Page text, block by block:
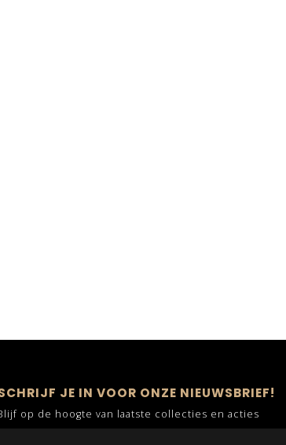
JE IN VOOR ONZE NIEUWSBRIEF!
op de hoogte van laatste collecties en acties